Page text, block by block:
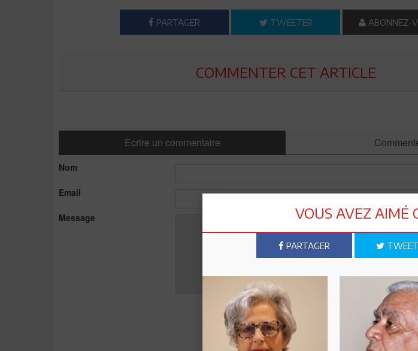
PARTAGER TWEETER ABONNEZ-
COMMENTER CET ARTICLE
Ecrire un commentaire
Nom
Email
Message VOUS AVEZ AIMÉ
PARTAGER